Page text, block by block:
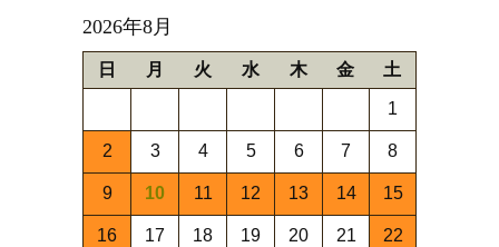
2026年8月
日 月 火 水 木 金 土
1
2 3 4 5 6 7 8
9 10 11 12 13 14 15
16 17 18 19 20 21 22